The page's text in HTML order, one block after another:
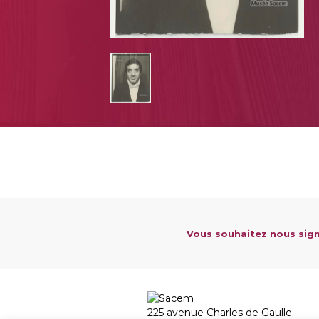
Vous souhaitez nous
225 avenue Charles de Gaulle